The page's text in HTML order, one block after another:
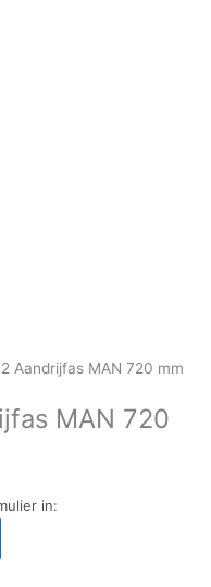
Aandrijfas MAN 720 mm
MAN 720
in: